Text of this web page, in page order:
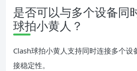
是否可以与多个设备同
球拍小黄人？
Clash球拍小黄人支持同时连接多个设
接稳定性。